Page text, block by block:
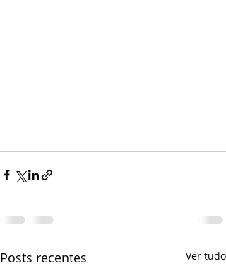
Posts recentes Ver tudo